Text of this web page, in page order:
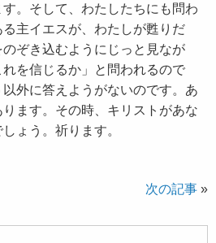
。そして、わたしたちにも問わ
主イエスが、わたしが甦りだ
ぞき込むようにじっと見なが
を信じるか」と問われるので
外に答えようがないのです。あ
ます。その時、キリストがあな
ょう。祈ります。
次の記事 »